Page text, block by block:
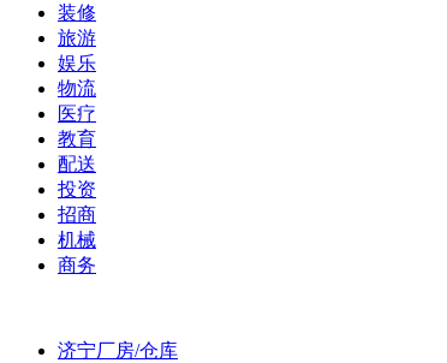
装修
旅游
娱乐
物流
医疗
教育
配送
投资
招商
机械
商务
济宁厂房/仓库